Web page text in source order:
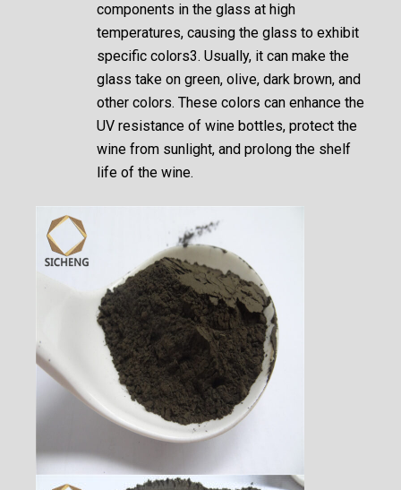
components in the glass at high
temperatures, causing the glass to exhibit
specific colors3. Usually, it can make the
glass take on green, olive, dark brown, and
other colors. These colors can enhance the
UV resistance of wine bottles, protect the
wine from sunlight, and prolong the shelf
life of the wine.